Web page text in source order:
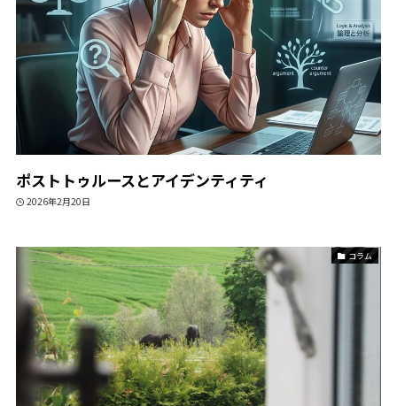
ポストトゥルースとアイデンティティ
2026年2月20日
コラム